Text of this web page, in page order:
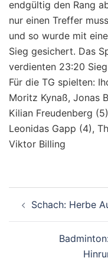
endgültig den Rang
nur einen Treffer
und so wurde mit
Sieg gesichert. Das
verdienten 23:20
Für die TG spielten:
Moritz Kynaß, Jonas
Kilian Freudenberg
Leonidas Gapp (4),
Viktor Billing
Schach: Herbe